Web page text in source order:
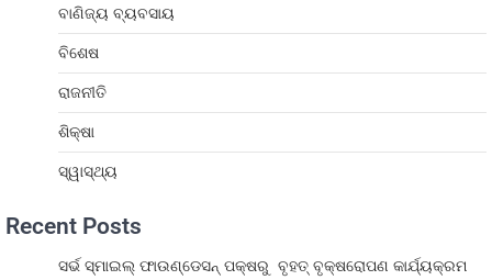
ବାଣିଜ୍ୟ ବ୍ୟବସାୟ
ବିଶେଷ
ରାଜନୀତି
ଶିକ୍ଷା
ସ୍ୱାସ୍ଥ୍ୟ
Recent Posts
ସର୍ଭ ସ୍ମାଇଲ୍ ଫାଉଣ୍ଡେସନ୍ ପକ୍ଷରୁ ବୃହତ୍ ବୃକ୍ଷରୋପଣ କାର୍ଯ୍ୟକ୍ରମ